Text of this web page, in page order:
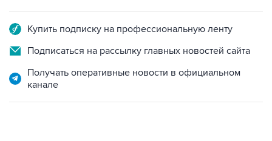
Купить подписку на профессиональную ленту
Подписаться на рассылку главных новостей сайта
Получать оперативные новости в официальном
канале